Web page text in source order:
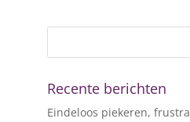
Recente berichten
Eindeloos piekeren,